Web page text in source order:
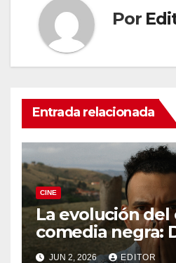
Por
Entrada relacionada
CINE
La evolución del
comedia negra:
Knives Out
JUN 2, 2026 EDITOR